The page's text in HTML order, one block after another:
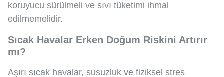
koruyucu sürülmeli ve sıvı tüketimi ihmal
edilmemelidir.
Sıcak Havalar Erken Doğum Riskini Artırır
mı?
Aşırı sıcak havalar, susuzluk ve fiziksel stres